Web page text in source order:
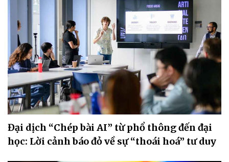
Đại dịch “Chép bài AI” từ phổ thông đến đại
học: Lời cảnh báo đỏ về sự “thoái hoá” tư duy